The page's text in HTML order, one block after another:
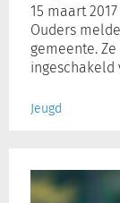
15 maart 2017
Ouders
gemeente.
Jeugd
vanaf